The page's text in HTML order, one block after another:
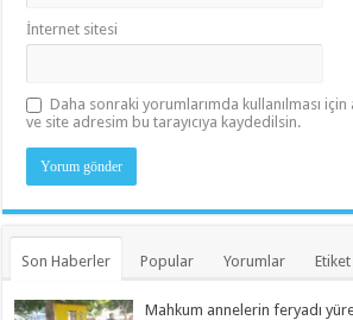
İnternet sitesi
Daha sonraki yorumlarımda kullanılması
ve site adresim bu tarayıcıya kaydedilsin.
Son Haberler Popular Yorumlar Etiket
Mahkum annelerin feryadı